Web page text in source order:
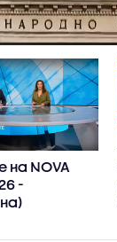
на NOVA
-